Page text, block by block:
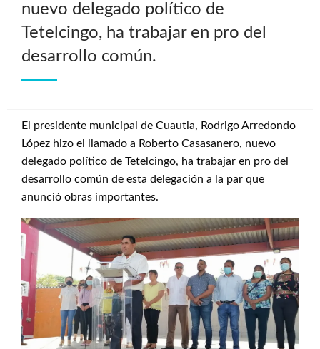
nuevo delegado político de
Tetelcingo, ha trabajar en pro del
desarrollo común.
El presidente municipal de Cuautla, Rodrigo Arredondo
López hizo el llamado a Roberto Casasanero, nuevo
delegado político de Tetelcingo, ha trabajar en pro del
desarrollo común de esta delegación a la par que
anunció obras importantes.